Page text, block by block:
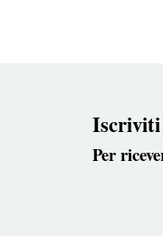
Iscriviti
Per